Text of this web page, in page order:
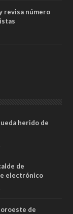
revisa número
herido de
de
electrónico
de